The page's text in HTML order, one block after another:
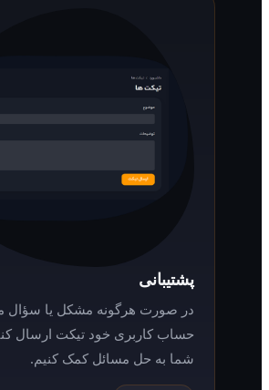
در صورت هرگونه مشکل یا سؤال می‌توانید از
حساب کاربری خود تیکت ارسال کنید تا در کنار
شما به حل مسائل کمک کنیم.